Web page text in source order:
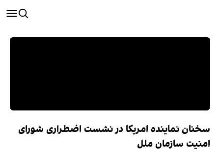
سخنان نماینده امریکا در نشست اضطراری شورای
امنیت سازمان ملل